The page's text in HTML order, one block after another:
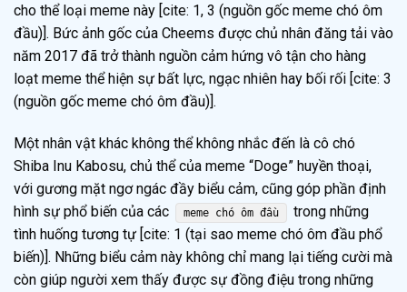
cho thể loại meme này [cite: 1, 3 (nguồn gốc meme chó ôm
đầu)]. Bức ảnh gốc của Cheems được chủ nhân đăng tải vào
năm 2017 đã trở thành nguồn cảm hứng vô tận cho hàng
loạt meme thể hiện sự bất lực, ngạc nhiên hay bối rối [cite: 3
(nguồn gốc meme chó ôm đầu)].
Một nhân vật khác không thể không nhắc đến là cô chó
Shiba Inu Kabosu, chủ thể của meme “Doge” huyền thoại,
với gương mặt ngơ ngác đầy biểu cảm, cũng góp phần định
hình sự phổ biến của các
meme chó ôm đầu
trong những
tình huống tương tự [cite: 1 (tại sao meme chó ôm đầu phổ
biến)]. Những biểu cảm này không chỉ mang lại tiếng cười mà
còn giúp người xem thấy được sự đồng điệu trong những